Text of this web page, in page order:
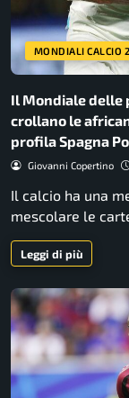
MONDIALI CALCIO
Il Mondiale delle
crollano le
profila Spagna
Giovanni Copertino
Il calcio ha una
mescolare le
Leggi di più